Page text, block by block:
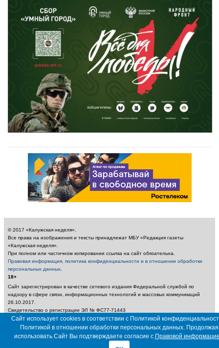
© 2017 «Калужская неделя».
Все права на изображения и тексты принадлежат МБУ «Редакция газеты
«Калужская неделя».
При полном или частичном копировании ссылка на сайт обязательна.
Правовая информация, политика конфиденциальности и в отношении обработки
персональных данных
18+
Сайт зарегистрирован в качестве сетевого издания Федеральной службой по
надзору в сфере связи, информационных технологий и массовых коммуникаций
26.10.2017.
Свидетельство о регистрации ЭЛ № ФС77-71443
Учредитель: Муниципальное бюджетное учреждение «Редакция газеты «Калужская
неделя»
Главный редактор: Амбарцумян А. Ю. / Электронный адрес редакции:
nedelya_kaluga@adm.kaluga.ru / Телефон редакции: 400-424
Сайт использует cookies в соответствии с Политикой
Политикой в отношении обработки персональных данных. Продолжая
использовать Сайт Вы подтверждаете согласие с Правовой